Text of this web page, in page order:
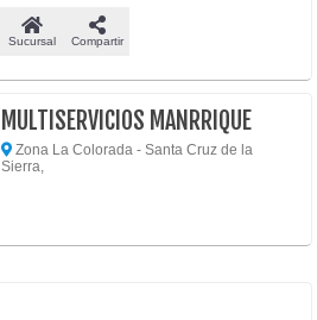
Sucursal Compartir
MULTISERVICIOS MANRRIQUE
Zona La Colorada - Santa Cruz de la
Sierra,